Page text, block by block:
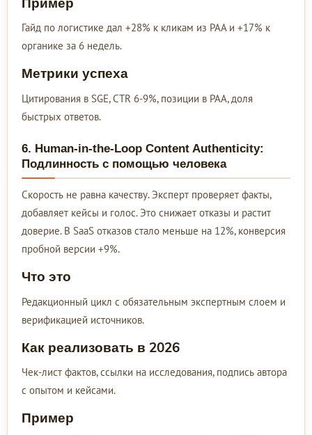
Гайд по логистике дал +28% к кликам из PAA и +17% к
органике за 6 недель.
Метрики успеха
Цитирования в SGE, CTR 6-9%, позиции в PAA, доля
быстрых ответов.
6. Human-in-the-Loop Content Authenticity:
Подлинность с помощью человека
Скорость не равна качеству. Эксперт проверяет факты,
добавляет кейсы и голос. Это снижает отказы и растит
доверие. В SaaS отказов стало меньше на 12%, конверсия
пробной версии +9%.
Что это
Редакционный цикл с обязательным экспертным слоем и
верификацией источников.
Как реализовать в 2026
Чек-лист фактов, ссылки на исследования, подпись автора
с опытом и кейсами.
Пример